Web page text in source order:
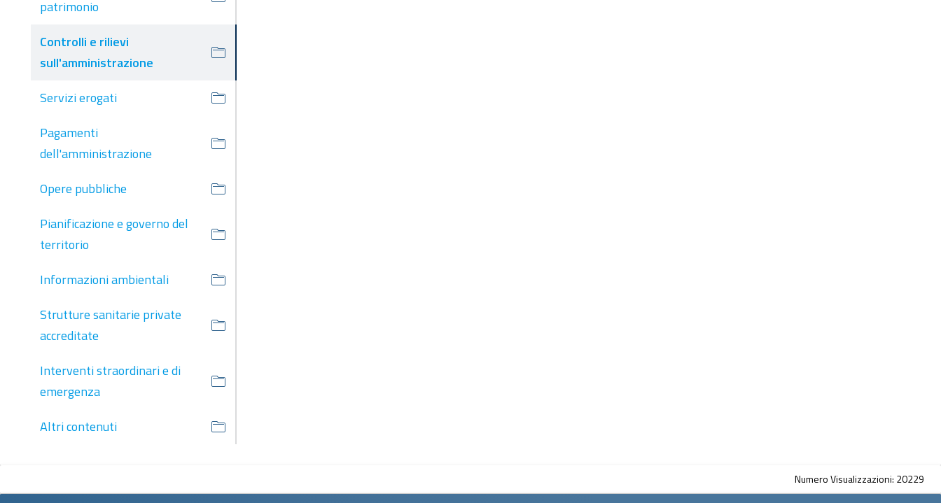
patrimonio
Controlli e rilievi
sull'amministrazione
Servizi erogati
Pagamenti
dell'amministrazione
Opere pubbliche
Pianificazione e governo del
territorio
Informazioni ambientali
Strutture sanitarie private
accreditate
Interventi straordinari e di
emergenza
Altri contenuti
Numero Visualizzazioni: 20229